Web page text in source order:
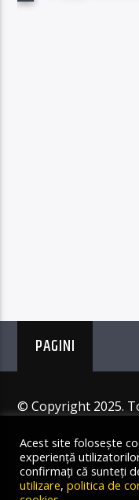
PAGINI
© Copyright 2025.
Acest site folosește
experiență
confirmați că sunteți
utilizare, politica de